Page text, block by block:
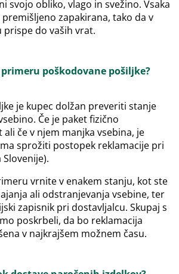
svojo obliko, vlago in svežino. Vsaka
zapakirana, tako da v
do vaših vrat.
poškodovane pošiljke?
je kupec dolžan preveriti stanje
Če je paket fizično
če v njem manjka vsebina, je
sprožiti postopek reklamacije pri
vrnite v enakem stanju, kot ste
ali odstranjevanja vsebine, ter
zapisnik pri dostavljalcu. Skupaj s
poskrbeli, da bo reklamacija
v najkrajšem možnem času.